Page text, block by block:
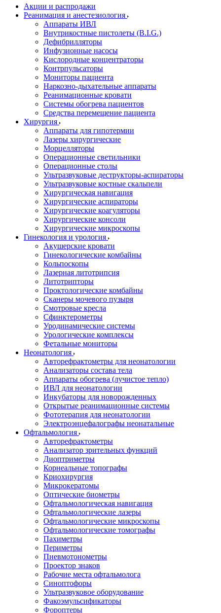
Акции и распродажи
Реанимация и анестезиология
Аппараты ИВЛ
Внутрикостные пистолеты (B.I.G.)
Дефибрилляторы
Инфузионные насосы
Кислородные концентраторы
Контрпульсаторы
Мониторы пациента
Наркозно-дыхательные аппараты
Реанимационные кровати
Системы обогрева пациентов
Средства перемещение пациента
Хирургия
Аппараты для гипотермии
Лазеры хирургические
Морцелляторы
Операционные светильники
Операционные столы
Ультразвуковые деструкторы-аспираторы
Ультразвуковые костные скальпели
Хирургическая навигация
Хирургические аспираторы
Хирургические коагуляторы
Хирургические консоли
Хирургические микроскопы
Гинекология и урология
Акушерские кровати
Гинекологические комбайны
Кольпоскопы
Лазерная литотрипсия
Литотрипторы
Проктологические комбайны
Сканеры мочевого пузыря
Смотровые кресла
Сфинктерометры
Уродинамические системы
Урологические комплексы
Фетальные мониторы
Неонатология
Авторефрактометры для неонатологии
Анализаторы состава тела
Аппараты обогрева (лучистое тепло)
ИВЛ для неонатологии
Инкубаторы для новорожденных
Открытые реанимационные системы
Фототерапия для неонатологии
Электроэнцефалографы неонатальные
Офтальмология
Авторефрактометры
Анализатор зрительных функций
Диоптриметры
Корнеальные топографы
Криохирургия
Микрокератомы
Оптические биометры
Офтальмологическая навигация
Офтальмологические лазеры
Офтальмологические микроскопы
Офтальмологические томографы
Пахиметры
Периметры
Пневмотонометры
Проектор знаков
Рабочие места офтальмолога
Синоптофоры
Ультразвуковое оборудование
Факоэмульсификаторы
Фороптеры